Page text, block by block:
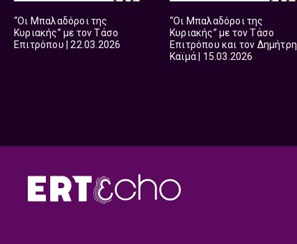
“Οι Μπαλαδόροι της
Κυριακής” με τον Τάσο
Επιτρόπου | 22.03.2026
“Οι Μπαλαδόροι της
Κυριακής” με τον Τάσο
Επιτρόπου και τον Δημήτρη
Καϊμά | 15.03.2026